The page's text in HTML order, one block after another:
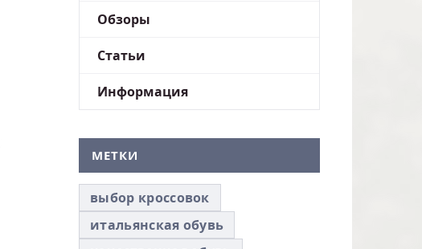
Обзоры
Статьи
Информация
МЕТКИ
выбор кроссовок
итальянская обувь